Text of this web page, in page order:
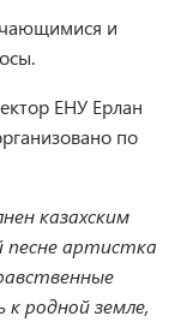
и
ЕНУ Ерлан
по
казахским
песне артистка
родной земле,